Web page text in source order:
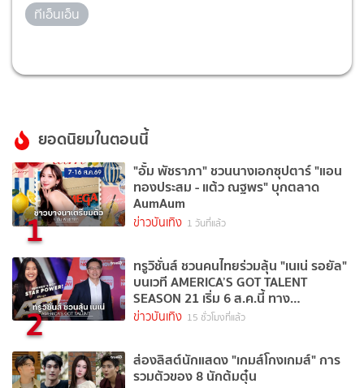
ทีเอ็นเอ็น
ยอดนิยมในตอนนี้
1
"อั้ม พัชราภา" ชวนนางเอกซุปตาร์ "แอน
ทองประสม - แต้ว ณฐพร" บุกตลาด
AumAum
ข่าวบันเทิง 1 วันที่แล้ว
2
ทรูวิชั่นส์ ชวนคนไทยร่วมลุ้น "เนเน่ รอยัล"
บนเวที AMERICA’S GOT TALENT
SEASON 21 เริ่ม 6 ส.ค.นี้ ทาง
TrueVisions NOW
ข่าวบันเทิง 15 ชั่วโมงที่แล้ว
ส่องลิสต์นักแสดง "เกมส์โกงเกมส์" การ
รวมตัวของ 8 นักต้มตุ๋น